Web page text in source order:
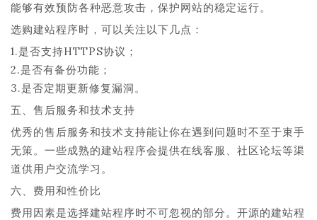
能够有效预防各种恶意攻击，保护网站的稳定运行。
选购建站程序时，可以关注以下几点：
1.是否支持HTTPS协议；
2.是否有备份功能；
3.是否定期更新修复漏洞。
五、售后服务和技术支持
优秀的售后服务和技术支持能让你在遇到问题时不至于束手
无策。一些成熟的建站程序会提供在线客服、社区论坛等渠
道供用户交流学习。
六、费用和性价比
费用因素是选择建站程序时不可忽视的部分。开源的建站程